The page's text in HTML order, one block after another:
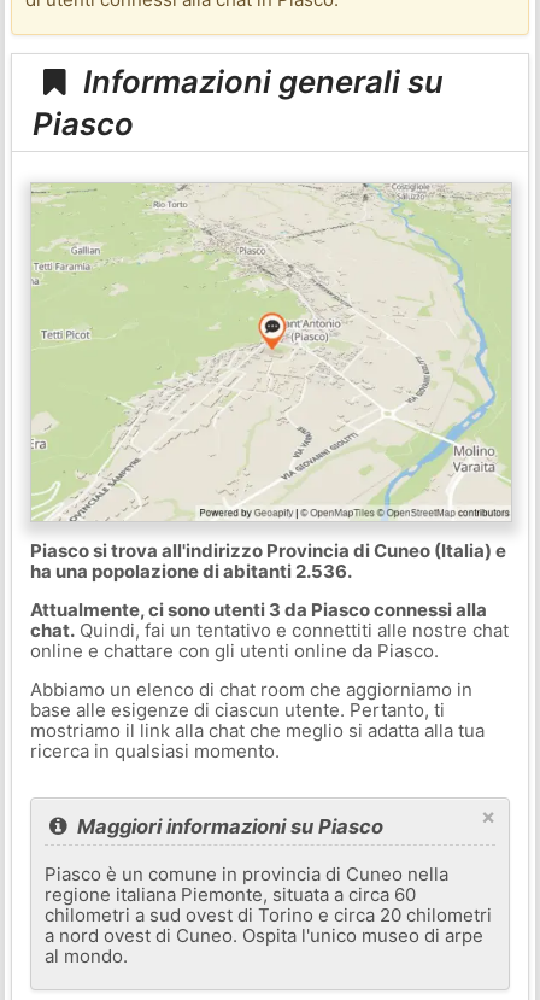
Informazioni generali su
Piasco
Piasco si trova all'indirizzo Provincia di Cuneo (Italia) e
ha una popolazione di abitanti 2.536.
Attualmente, ci sono utenti 3 da Piasco connessi alla
chat.Quindi, fai un tentativo e connettiti alle nostre chat
online e chattare con gli utenti online da Piasco.
Abbiamo un elenco di chat room che aggiorniamo in
base alle esigenze di ciascun utente. Pertanto, ti
mostriamo il link alla chat che meglio si adatta alla tua
ricerca in qualsiasi momento.
×
Maggiori informazioni su Piasco
Piasco è un comune in provincia di Cuneo nella
regione italiana Piemonte, situata a circa 60
chilometri a sud ovest di Torino e circa 20 chilometri
a nord ovest di Cuneo. Ospita l'unico museo di arpe
al mondo.